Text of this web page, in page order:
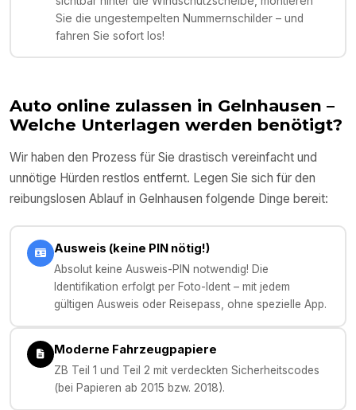
Sie die ungestempelten Nummernschilder – und
fahren Sie sofort los!
Auto online zulassen in Gelnhausen –
Welche Unterlagen werden benötigt?
Wir haben den Prozess für Sie drastisch vereinfacht und
unnötige Hürden restlos entfernt. Legen Sie sich für den
reibungslosen Ablauf in Gelnhausen folgende Dinge bereit:
Ausweis (keine PIN nötig!)
Absolut keine Ausweis-PIN notwendig! Die
Identifikation erfolgt per Foto-Ident – mit jedem
gültigen Ausweis oder Reisepass, ohne spezielle App.
Moderne Fahrzeugpapiere
ZB Teil 1 und Teil 2 mit verdeckten Sicherheitscodes
(bei Papieren ab 2015 bzw. 2018).